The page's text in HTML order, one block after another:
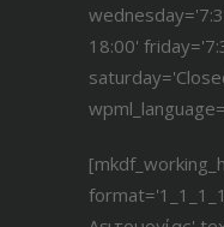
18:00'